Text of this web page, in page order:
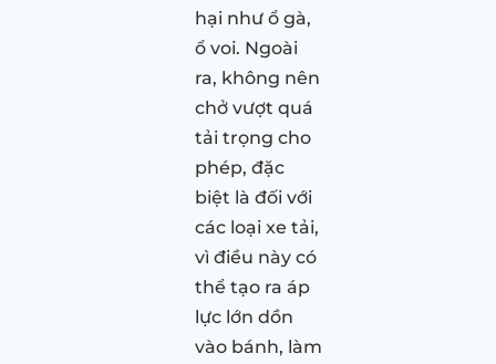
hại như ổ gà,
ổ voi. Ngoài
ra, không nên
chở vượt quá
tải trọng cho
phép, đặc
biệt là đối với
các loại xe tải,
vì điều này có
thể tạo ra áp
lực lớn dồn
vào bánh, làm